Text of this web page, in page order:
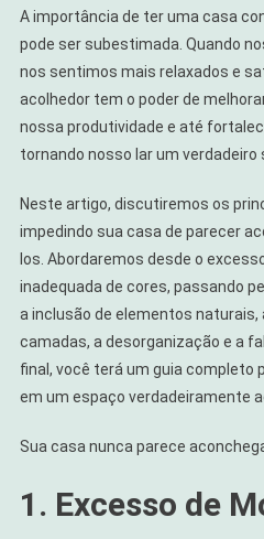
A importância de ter uma casa
pode ser subestimada. Quando
nos sentimos mais relaxados e
acolhedor tem o poder de
nossa produtividade e até
tornando nosso lar um verdadeiro
Neste artigo, discutiremos os
impedindo sua casa de parecer
los. Abordaremos desde o
inadequada de cores, passando
a inclusão de elementos
camadas, a desorganização e a
final, você terá um guia completo
em um espaço verdadeiramente
Sua casa nunca parece
1. Excesso de